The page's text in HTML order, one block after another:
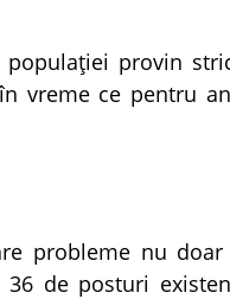
populaţiei provin
vreme ce pentru
probleme nu
de posturi